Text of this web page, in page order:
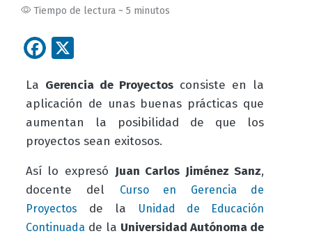
Tiempo de lectura ~ 5 minutos
Facebook
La Gerencia de Proyectos consiste en la
aplicación de unas buenas prácticas que
aumentan la posibilidad de que los
proyectos sean exitosos.
Así lo expresó Juan Carlos Jiménez Sanz,
docente del
Curso en Gerencia de
Proyectos de la
Unidad de Educación
Continuadade la Universidad Autónoma de